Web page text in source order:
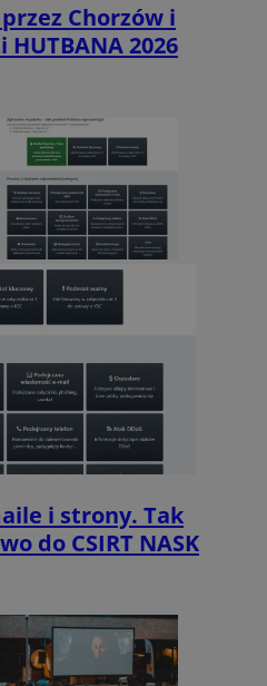
Chorzów i
2026
i strony. Tak
do CSIRT NASK